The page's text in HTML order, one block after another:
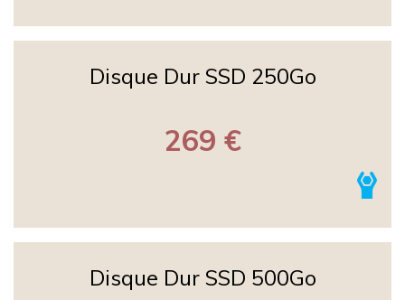
Disque Dur SSD 250Go
269 €
Disque Dur SSD 500Go